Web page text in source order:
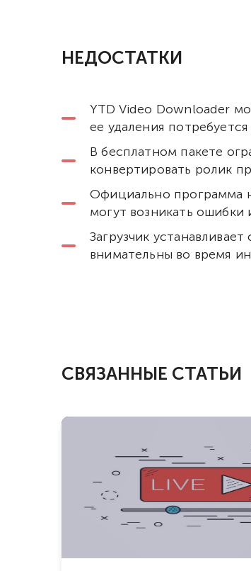
НЕДОСТАТКИ
YTD Video Downloader
ее удаления
В бесплатном пакете
конвертировать ролик
Официально программа
могут возникать ошибки
Загрузчик
внимательны во время
СВЯЗАННЫЕ СТАТЬИ